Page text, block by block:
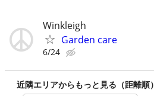
Winkleigh
Garden care
6/24
近隣エリアからもっと見る（距離順）